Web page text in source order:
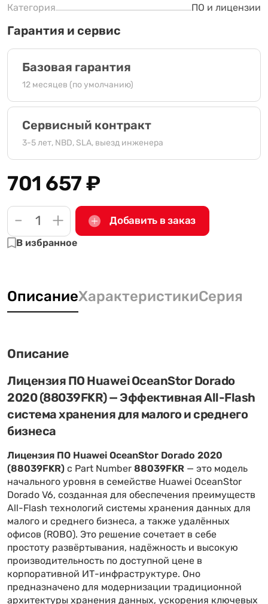
Категория
ПО и лицензии
Гарантия и сервис
Базовая гарантия
12 месяцев (по умолчанию)
Сервисный контракт
3-5 лет, NBD, SLA, выезд инженера
701 657₽
- + Добавить в заказ
В избранное
ОписаниеХарактеристикиСерия
Описание
Лицензия ПО Huawei OceanStor Dorado
2020 (88039FKR) — Эффективная All-Flash
система хранения для малого и среднего
бизнеса
Лицензия ПО Huawei OceanStor Dorado 2020
(88039FKR)с Part Number88039FKR — это модель
начального уровня в семействе Huawei OceanStor
Dorado V6, созданная для обеспечения преимуществ
All-Flash технологий системы хранения данных для
малого и среднего бизнеса, а также удалённых
офисов (ROBO). Это решение сочетает в себе
простоту развёртывания, надёжность и высокую
производительность по доступной цене в
корпоративной ИТ-инфраструктуре. Оно
предназначено для модернизации традиционной
архитектуры хранения данных, ускорения ключевых